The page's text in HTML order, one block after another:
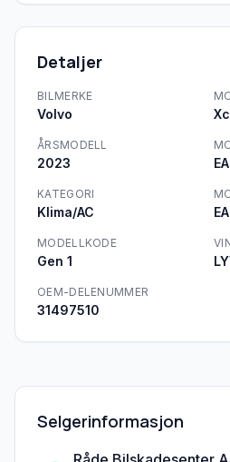
Detaljer
BILMERKE
Volvo
ÅRSMODELL
2023
KATEGORI
Klima/AC
MODELLKODE
Gen 1
OEM-DELENUMMER
31497510
Selgerinformasjon